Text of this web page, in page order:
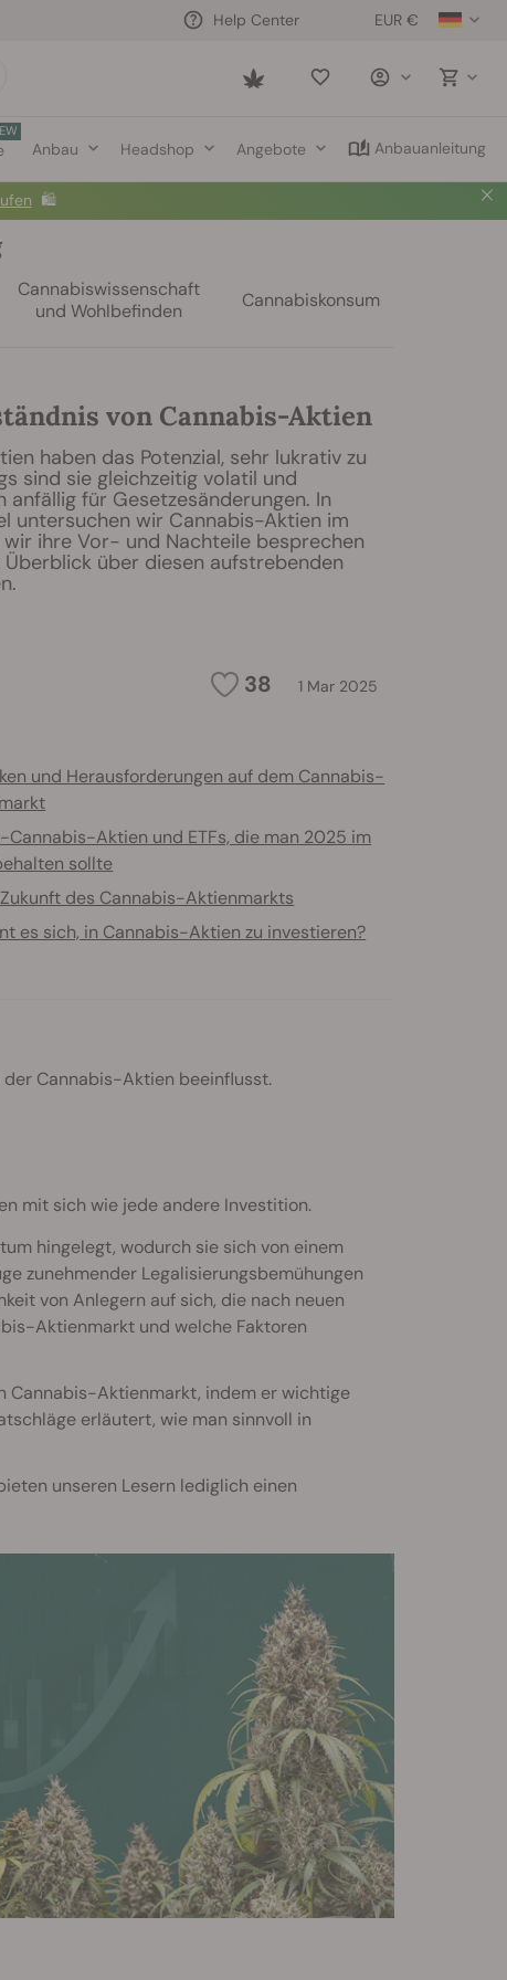
EUR €
Help Center
Saved
Anbau Headshop Angebote Anbauanleitung
🛍️
Cannabiswissenschaft
und Wohlbefinden
Cannabiskonsum
von Cannabis-Aktien
haben das Potenzial, sehr lukrativ zu
sind sie gleichzeitig volatil und
anfällig für Gesetzesänderungen. In
untersuchen wir Cannabis-Aktien im
wir ihre Vor- und Nachteile besprechen
über diesen aufstrebenden
38 1 Mar 2025
und Herausforderungen auf dem Cannabis-
Cannabis-Aktien und ETFs, die man 2025 im
sollte
des Cannabis-Aktienmarkts
es sich, in Cannabis-Aktien zu investieren?
Cannabis-Aktien beeinflusst.
mit sich wie jede andere Investition.
hingelegt, wodurch sie sich von einem
zunehmender Legalisierungsbemühungen
von Anlegern auf sich, die nach neuen
Aktienmarkt und welche Faktoren
Cannabis-Aktienmarkt, indem er wichtige
erläutert, wie man sinnvoll in
unseren Lesern lediglich einen